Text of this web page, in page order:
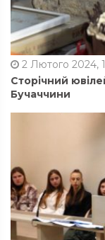
2 Лютого 2024,
Сторічний
Бучаччини